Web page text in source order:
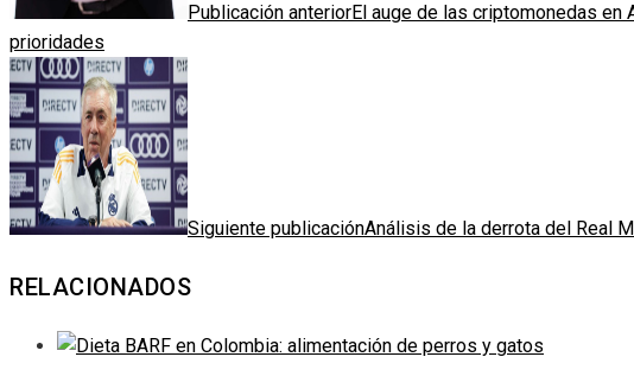
Publicación anteriorEl auge de las criptomonedas en
prioridades
Siguiente publicaciónAnálisis de la derrota del Real
RELACIONADOS